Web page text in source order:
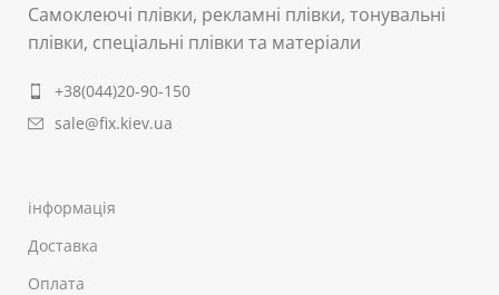
Самоклеючі плівки, рекламні плівки, тонувальні
плівки, спеціальні плівки та матеріали
+38(044)20-90-150
sale@fix.kiev.ua
інформація
Доставка
Оплата